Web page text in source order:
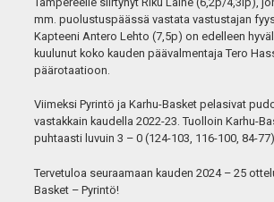
mm. puolustuspäässä vastata vastustajan
Kapteeni Antero Lehto (7,5p) on edelleen
kuulunut koko kauden päävalmentaja Tero
päärotaatioon.
Viimeksi Pyrintö ja Karhu-Basket pelasivat
vastakkain kaudella 2022-23. Tuolloin Karhu-
puhtaasti luvuin 3 – 0 (124-103, 116-100, 84-
Tervetuloa seuraamaan kauden 2024 – 25
Basket – Pyrintö!